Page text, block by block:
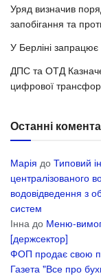
Уряд визначив
запобігання та
У Берліні
ДПС та ОТД
цифрової
Останні
Марія до Типовий
централізованого
водовідведення з
систем
Інна до Меню-
[держсектор]
ФОП продає свою
Газета "Все про